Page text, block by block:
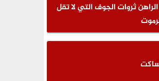
ثروات الجوف التي لا تقل